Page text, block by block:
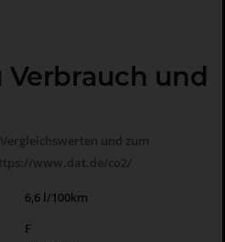
Verbrauch und
und zum
www.dat.de/co2/
6,6 l/100km
F